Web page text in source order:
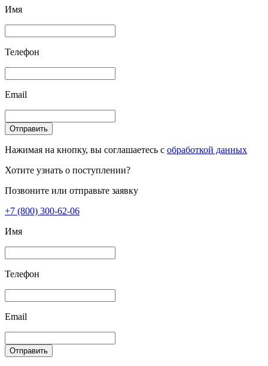
Имя
Телефон
Email
Отправить
Нажимая на кнопку, вы соглашаетесь с обработкой данных
Хотите узнать о поступлении?
Позвоните или отправьте заявку
+7 (800) 300-62-06
Имя
Телефон
Email
Отправить